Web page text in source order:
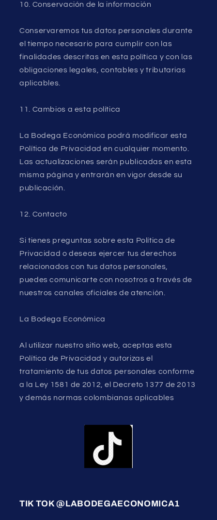
10. Conservación de la información
Conservaremos tus datos personales durante
el tiempo necesario para cumplir con las
finalidades descritas en esta política y con las
obligaciones legales, contables y tributarias
aplicables.
11. Cambios a esta política
La Bodega Económica podrá modificar esta
Política de Privacidad en cualquier momento.
Las actualizaciones serán publicadas en esta
misma página y entrarán en vigor desde su
publicación.
12. Contacto
Si tienes preguntas sobre esta Política de
Privacidad o deseas ejercer tus derechos
relacionados con tus datos personales,
puedes comunicarte con nosotros a través de
nuestros canales oficiales de atención.
La Bodega Económica
Al utilizar nuestro sitio web, aceptas esta
Política de Privacidad y autorizas el
tratamiento de tus datos personales conforme
a la Ley 1581 de 2012, el Decreto 1377 de 2013
y demás normas colombianas aplicables
TIK TOK @LABODEGAECONOMICA1